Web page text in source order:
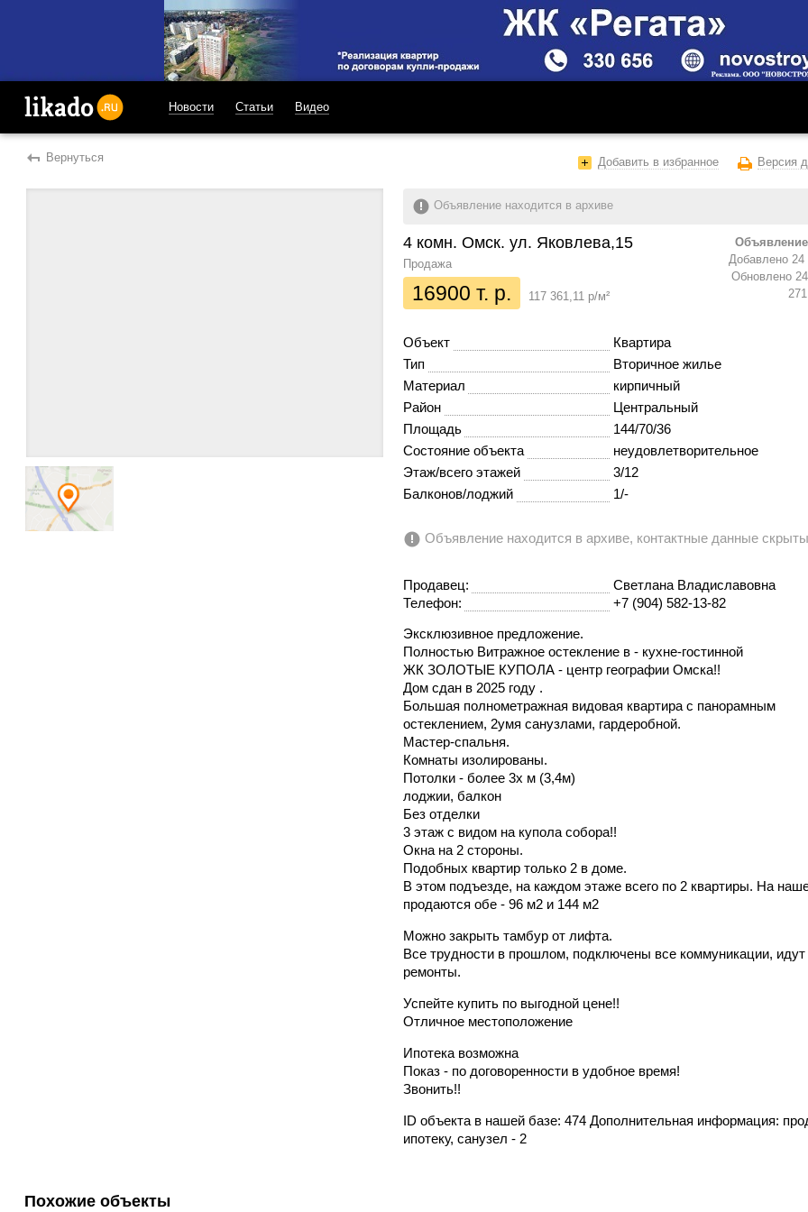
Новости Статьи Видео
Вернуться Добавить в избранное Версия
Объявление находится в архиве
Добавлено 24
Обновлено
Продажа
4 комн. Омск. ул. Яковлева,15
16900 т. р. 117 361,11 р/м²
Объект
Квартира
Тип
Вторичное жилье
Материал
кирпичный
Район
Центральный
Площадь
144/70/36
Состояние объекта
неудовлетворительное
Этаж/всего этажей
3/12
Балконов/лоджий
1/-
Объявление находится в архиве, контактные данные скрыты
Продавец:
Светлана Владиславовна
Телефон:
+7 (904) 582-13-82
Эксклюзивное предложение.
Полностью Витражное остекление в - кухне-гостинной
ЖК ЗОЛОТЫЕ КУПОЛА - центр географии Омска!!
Дом сдан в 2025 году .
Большая полнометражная видовая квартира с панорамным
остеклением, 2умя санузлами, гардеробной.
Мастер-спальня.
Комнаты изолированы.
Потолки - более 3х м (3,4м)
лоджии, балкон
Без отделки
3 этаж с видом на купола собора!!
Окна на 2 стороны.
Подобных квартир только 2 в доме.
В этом подъезде, на каждом этаже всего по 2 квартиры. На
продаются обе - 96 м2 и 144 м2
Можно закрыть тамбур от лифта.
Все трудности в прошлом, подключены все коммуникации, идут
ремонты.
Успейте купить по выгодной цене!!
Отличное местоположение
Ипотека возможна
Показ - по договоренности в удобное время!
Звонить!!
ID объекта в нашей базе: 474 Дополнительная информация:
ипотеку, санузел - 2
Похожие объекты